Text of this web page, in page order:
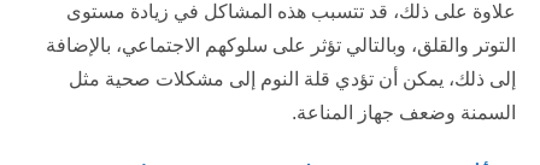
علاوة على ذلك، قد تتسبب هذه المشاكل في زيادة مستوى
التوتر والقلق، وبالتالي تؤثر على سلوكهم الاجتماعي، بالإضافة
إلى ذلك، يمكن أن تؤدي قلة النوم إلى مشكلات صحية مثل
السمنة وضعف جهاز المناعة.